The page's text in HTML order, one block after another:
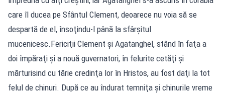
care îl ducea pe Sfântul Clement, deoarece nu voia să se
despartă de el, însoţindu-l până la sfârşitul
mucenicesc.Fericiţii Clement şi Agatanghel, stând în faţa a
doi împăraţi şi a nouă guvernatori, în felurite cetăţi şi
mărturisind cu tărie credinţa lor în Hristos, au fost daţi la tot
felul de chinuri. După ce au îndurat temniţa şi chinurile vreme